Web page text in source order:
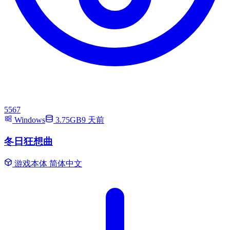
5567
Windows
3.75GB9 天前
冬日狂想曲
游戏本体 简体中文